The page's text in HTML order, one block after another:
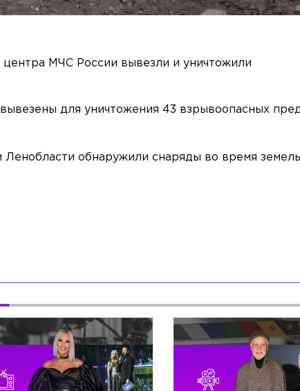
центра МЧС России вывезли и уничтожили
для уничтожения 43 взрывоопасных
Ленобласти обнаружили снаряды во время